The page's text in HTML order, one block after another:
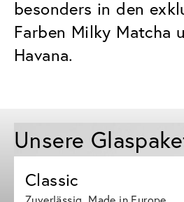
besonders in den
Farben Milky Matcha
Havana.
Unsere
Classic